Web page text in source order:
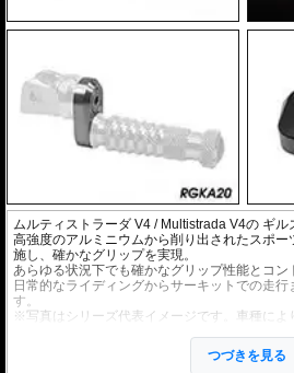
ムルティストラーダ V4 / Multistrada V4の ギル
高強度のアルミニウムから削り出されたスポ
施し、確かなグリップを実現。
あらゆる状況下でも確かなグリップ性能とコン
日常的なライディングからサーキットでの走行
す。
※写真はシリーズ代表イメージです。車種によ
オプションの拡張キットを使用することによ
つづきを見る